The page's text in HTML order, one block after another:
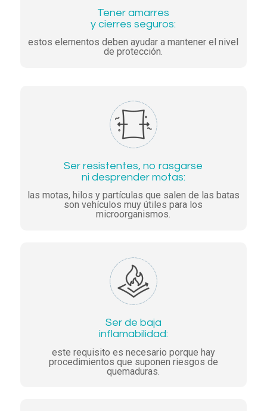
Tener amarres
y cierres seguros:
estos elementos deben ayudar a mantener el nivel
de protección.
Ser resistentes, no rasgarse
ni desprender motas:
las motas, hilos y partículas que salen de las batas
son vehículos muy útiles para los
microorganismos.
Ser de baja
inflamabilidad:
este requisito es necesario porque hay
procedimientos que suponen riesgos de
quemaduras.